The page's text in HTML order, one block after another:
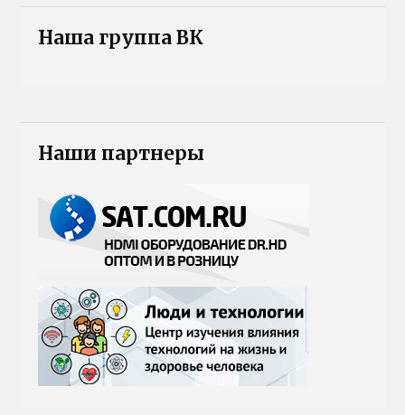
Наша группа ВК
Наши партнеры